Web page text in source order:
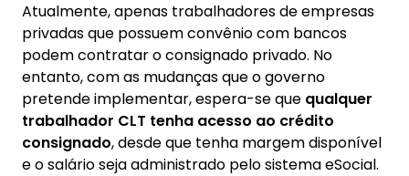
Atualmente, apenas trabalhadores de empresas
privadas que possuem convênio com bancos
podem contratar o consignado privado. No
entanto, com as mudanças que o governo
pretende implementar, espera-se que qualquer
trabalhador CLT tenha acesso ao crédito
consignado, desde que tenha margem disponível
e o salário seja administrado pelo sistema eSocial.